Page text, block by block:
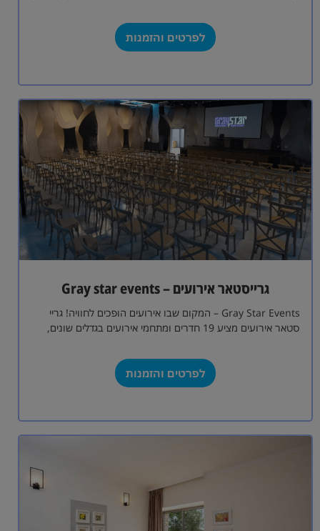
לפרטים והזמנות
גרייסטאר אירועים – Gray star events
Gray Star Events – המקום שבו אירועים הופכים לחוויה! גריי
סטאר אירועים מציע 19 חדרים ומתחמי אירועים בגדלים שונים,
לפרטים והזמנות